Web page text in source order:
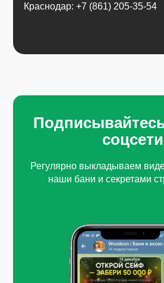
Краснодар: +7 (861) 205-35-54
соцсети
Регулярно выкладываем
наши бани и секретами